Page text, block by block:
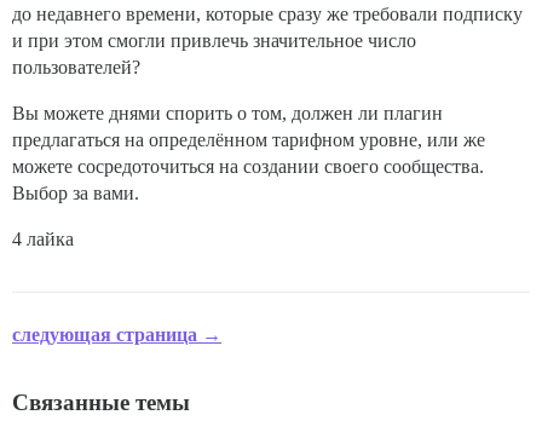
до недавнего времени, которые сразу же требовали подписку
и при этом смогли привлечь значительное число
пользователей?
Вы можете днями спорить о том, должен ли плагин
предлагаться на определённом тарифном уровне, или же
можете сосредоточиться на создании своего сообщества.
Выбор за вами.
4 лайка
следующая страница →
Связанные темы